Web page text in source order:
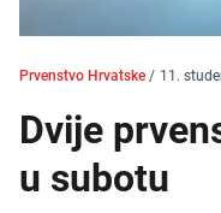
Prvenstvo Hrvatske / 11.
Dvije
u subotu